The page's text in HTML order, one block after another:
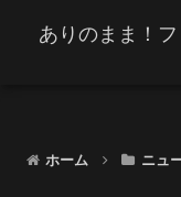
ありのまま！
ホーム ニュ